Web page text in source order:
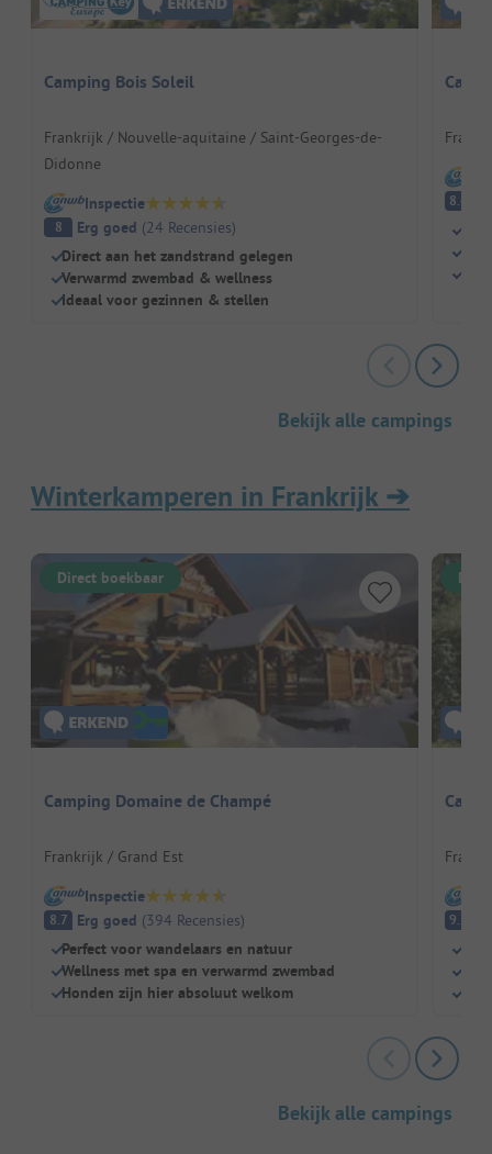
Camping Bois Soleil
Frankrijk / Nouvelle-aquitaine / Saint-Georges-de-
Didonne
Inspectie
8 Erg goed (24 Recensies)
Direct aan het zandstrand gelegen
Verwarmd zwembad & wellness
Ideaal voor gezinnen & stellen
8.6
Bekijk alle campings
Winterkamperen in Frankrijk➔
Direct boekbaar
Camping Domaine de Champé
Frankrijk / Grand Est
Inspectie
8.7 Erg goed (394 Recensies)
Perfect voor wandelaars en natuur
Wellness met spa en verwarmd zwembad
Honden zijn hier absoluut welkom
9.5
Bekijk alle campings